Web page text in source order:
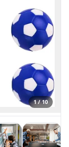
1 / 10